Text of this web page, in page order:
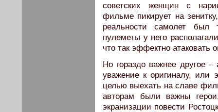
советских женщин с
фильме пикирует на
реальности самолет
пулеметы у него
что так эффектно атаковать
Но гораздо важнее другое
уважение к оригиналу, или
целью выехать на славе
авторам были важны
экранизации повести